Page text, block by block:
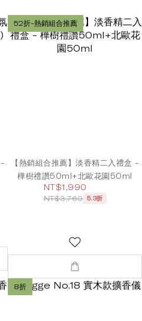
52折-熱銷組合推薦
【熱銷組合推薦】淡香精二入禮盒 -
樺樹禮讚50ml+北歐花園50ml
NT$1,990
NT$3,760 5.3折
8折